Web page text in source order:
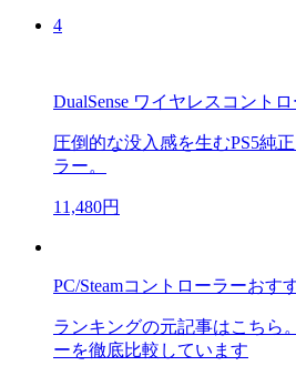
4
DualSense ワイヤレスコント
圧倒的な没入感を生むPS5純
ラー。
11,480円
PC/Steamコントローラーおす
ランキングの元記事はこちら
ーを徹底比較しています